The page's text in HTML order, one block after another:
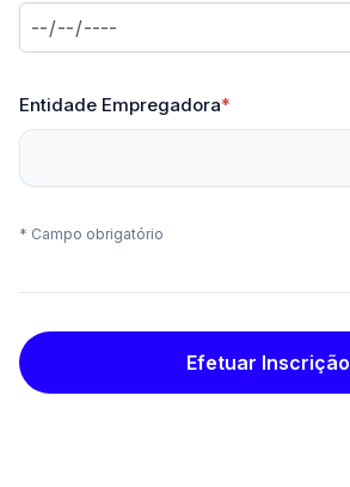
Entidade Empregadora*
* Campo obrigatório
Efetuar Inscrição